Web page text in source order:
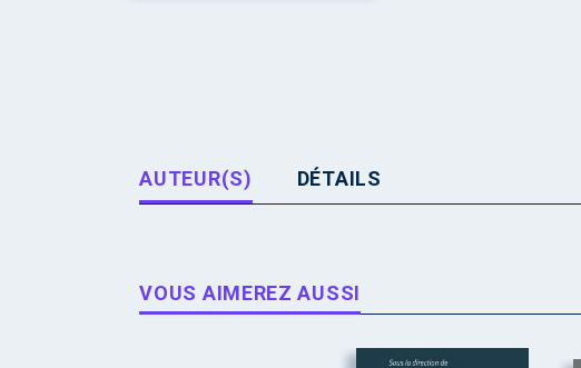
AUTEUR(S) DÉTAILS
VOUS AIMEREZ AUSSI